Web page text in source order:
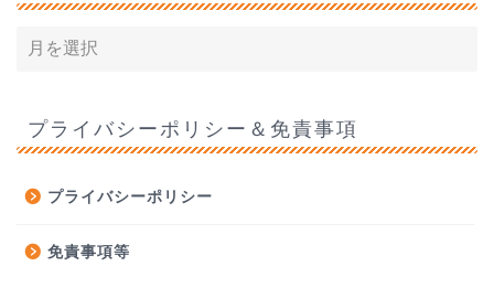
プライバシーポリシー＆免責事項
プライバシーポリシー
免責事項等